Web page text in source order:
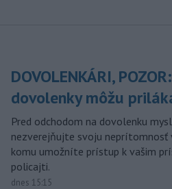
DOVOLENKÁRI,
dovolenky môžu
Pred odchodom na dovolenku
nezverejňujte svoju neprítomnosť
komu umožníte prístup k vašim
policajti.
dnes 15:15